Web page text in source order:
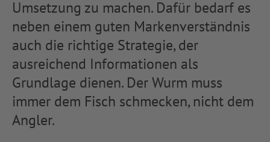
Umsetzung zu machen. Dafür bedarf es
neben einem guten Markenverständnis
auch die richtige Strategie, der
ausreichend Informationen als
Grundlage dienen. Der Wurm muss
immer dem Fisch schmecken, nicht dem
Angler.